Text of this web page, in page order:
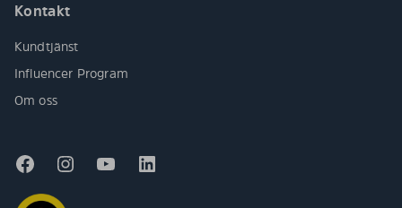
Kontakt
Kundtjänst
Influencer Program
Om oss